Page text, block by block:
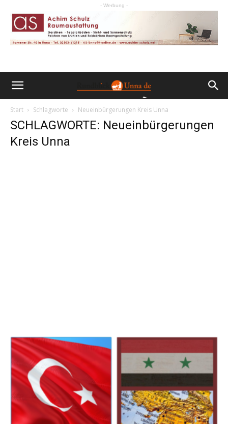
- Werbung -
Start Schlagworte Neueinbürgerungen Kreis Unna
SCHLAGWORTE: Neueinbürgerungen
Kreis Unna